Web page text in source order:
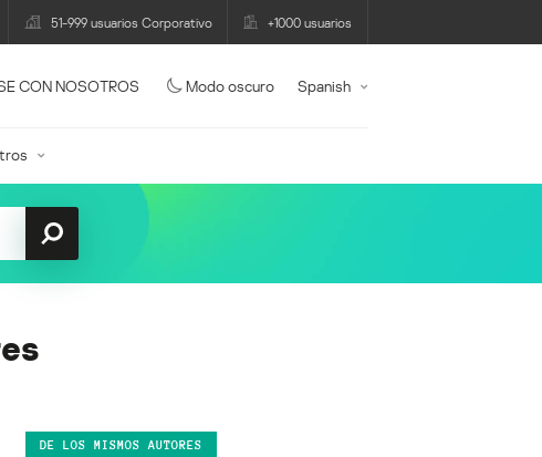
51-999 usuarios Corporativo +1000 usuarios
CON NOSOTROS Modo oscuro Spanish
DE LOS MISMOS AUTORES